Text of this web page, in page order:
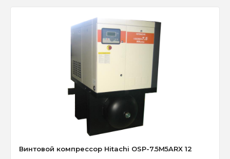
Винтовой компрессор Hitachi OSP-7.5M5ARX 12